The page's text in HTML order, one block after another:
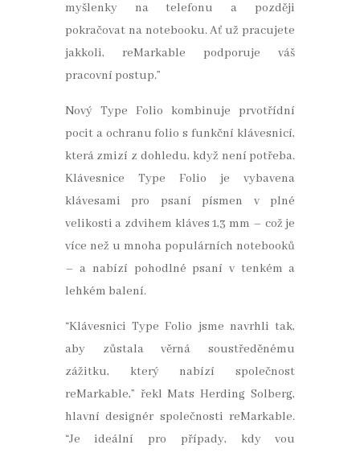
myšlenky na telefonu a později
pokračovat na notebooku. Ať už pracujete
jakkoli, reMarkable podporuje váš
pracovní postup.”
Nový Type Folio kombinuje prvotřídní
pocit a ochranu folio s funkční klávesnicí,
která zmizí z dohledu, když není potřeba.
Klávesnice Type Folio je vybavena
klávesami pro psaní písmen v plné
velikosti a zdvihem kláves 1,3 mm – což je
více než u mnoha populárních notebooků
– a nabízí pohodlné psaní v tenkém a
lehkém balení.
“Klávesnici Type Folio jsme navrhli tak,
aby zůstala věrná soustředěnému
zážitku, který nabízí společnost
reMarkable,” řekl Mats Herding Solberg,
hlavní designér společnosti reMarkable.
“Je ideální pro případy, kdy vou